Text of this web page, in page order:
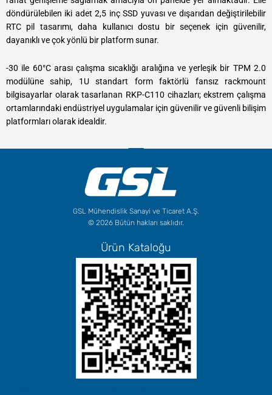
döndürülebilen iki adet 2,5 inç SSD yuvası ve dışarıdan değiştirilebilir
RTC pil tasarımı, daha kullanıcı dostu bir seçenek için güvenilir,
dayanıklı ve çok yönlü bir platform sunar.
-30 ile 60°C arası çalışma sıcaklığı aralığına ve yerleşik bir TPM 2.0
modülüne sahip, 1U standart form faktörlü fansız rackmount
bilgisayarlar olarak tasarlanan RKP-C110 cihazları; ekstrem çalışma
ortamlarındaki endüstriyel uygulamalar için güvenilir ve güvenli bilişim
platformları olarak idealdir.
GSL Mühendislik Sanayi ve Ticaret A.Ş.
© 2026 Bütün hakları saklıdır.
Ürün Kataloğu